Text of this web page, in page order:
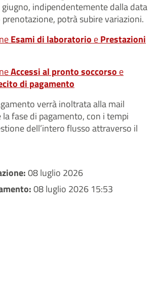
indipendentemente dalla data
potrà subire variazioni.
Esami di laboratorio ePrestazioni
Accessi al pronto soccorso e
di pagamento
verrà inoltrata alla mail
fase di pagamento, con i tempi
dell’intero flusso attraverso il
08 luglio 2026
08 luglio 2026 15:53